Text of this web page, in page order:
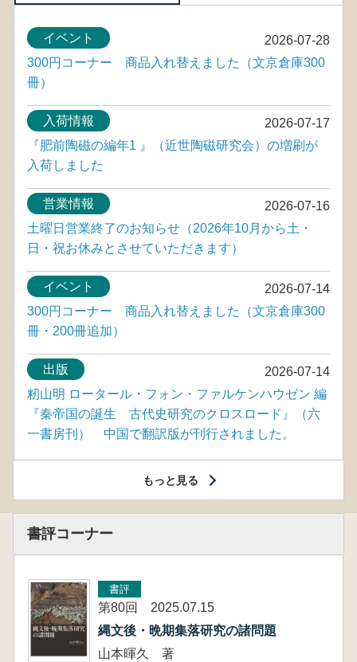
2026-07-28
イベント
300円コーナー 商品入れ替えました（文京倉庫300
冊）
2026-07-17
入荷情報
『肥前陶磁の編年1 』（近世陶磁研究会）の増刷が
入荷しました
2026-07-16
営業情報
土曜日営業終了のお知らせ（2026年10月から土・
日・祝お休みとさせていただきます）
2026-07-14
イベント
300円コーナー 商品入れ替えました（文京倉庫300
冊・200冊追加）
2026-07-14
出版
籾山明 ロータール・フォン・ファルケンハウゼン 編
『秦帝国の誕生 古代史研究のクロスロード』（六
一書房刊） 中国で翻訳版が刊行されました。
もっと見る
書評コーナー
書評
第80回 2025.07.15
縄文後・晩期集落研究の諸問題
山本暉久 著